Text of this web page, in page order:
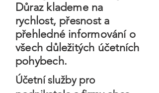
Důraz klademe na
rychlost, přesnost a
přehledné informování o
všech důležitých účetních
pohybech.
Účetní služby pro